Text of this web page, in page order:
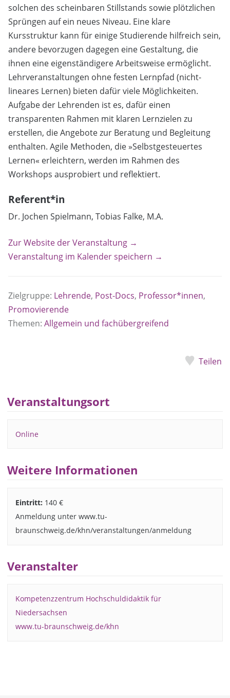
solchen des scheinbaren Stillstands sowie plötzlichen
Sprüngen auf ein neues Niveau. Eine klare
Kursstruktur kann für einige Studierende hilfreich sein,
andere bevorzugen dagegen eine Gestaltung, die
ihnen eine eigenständigere Arbeitsweise ermöglicht.
Lehrveranstaltungen ohne festen Lernpfad (nicht-
lineares Lernen) bieten dafür viele Möglichkeiten.
Aufgabe der Lehrenden ist es, dafür einen
transparenten Rahmen mit klaren Lernzielen zu
erstellen, die Angebote zur Beratung und Begleitung
enthalten. Agile Methoden, die »Selbstgesteuertes
Lernen« erleichtern, werden im Rahmen des
Workshops ausprobiert und reflektiert.
Referent*in
Dr. Jochen Spielmann, Tobias Falke, M.A.
Zur Website der Veranstaltung →
Veranstaltung im Kalender speichern →
Zielgruppe: Lehrende, Post-Docs, Professor*innen,
Promovierende
Themen: Allgemein und fachübergreifend
Teilen
Veranstaltungsort
Online
Weitere Informationen
Eintritt: 140 €
Anmeldung unter www.tu-
braunschweig.de/khn/veranstaltungen/anmeldung
Veranstalter
Kompetenzzentrum Hochschuldidaktik für
Niedersachsen
www.tu-braunschweig.de/khn